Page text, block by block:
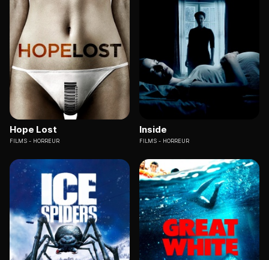
Hope Lost
FILMS HORREUR
Inside
FILMS HORREUR